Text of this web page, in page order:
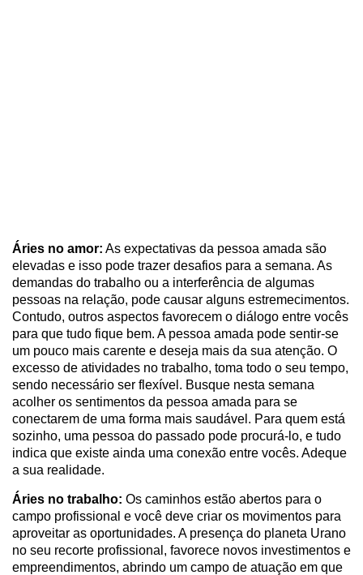
Áries no amor: As expectativas da pessoa amada são
elevadas e isso pode trazer desafios para a semana. As
demandas do trabalho ou a interferência de algumas
pessoas na relação, pode causar alguns estremecimentos.
Contudo, outros aspectos favorecem o diálogo entre vocês
para que tudo fique bem. A pessoa amada pode sentir-se
um pouco mais carente e deseja mais da sua atenção. O
excesso de atividades no trabalho, toma todo o seu tempo,
sendo necessário ser flexível. Busque nesta semana
acolher os sentimentos da pessoa amada para se
conectarem de uma forma mais saudável. Para quem está
sozinho, uma pessoa do passado pode procurá-lo, e tudo
indica que existe ainda uma conexão entre vocês. Adeque
a sua realidade.
Áries no trabalho: Os caminhos estão abertos para o
campo profissional e você deve criar os movimentos para
aproveitar as oportunidades. A presença do planeta Urano
no seu recorte profissional, favorece novos investimentos e
empreendimentos, abrindo um campo de atuação em que